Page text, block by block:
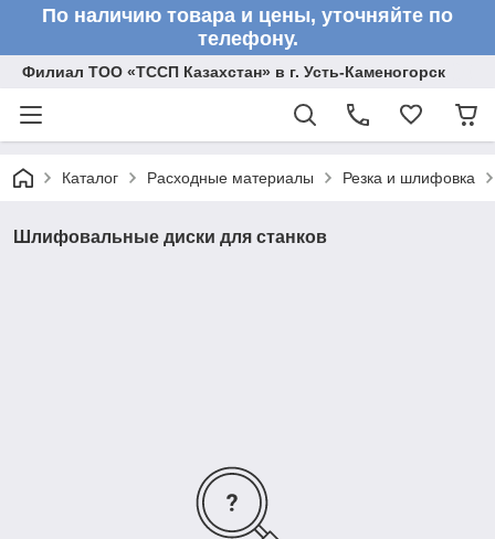
По наличию товара и цены, уточняйте по
телефону.
Филиал ТОО «ТССП Казахстан» в г. Усть-Каменогорск
Каталог Расходные материалы Резка и шлифовка
Шлифовальные диски для станков